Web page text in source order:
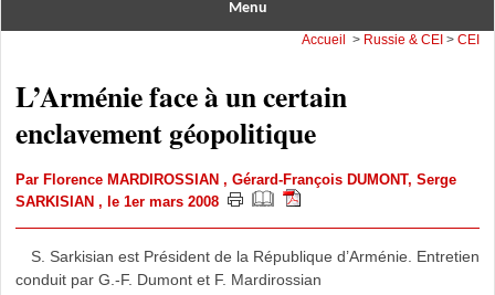
Menu
Accueil > Russie & CEI >CEI
L’Arménie face à un certain
enclavement géopolitique
Par Florence MARDIROSSIAN , Gérard-François DUMONT, Serge
SARKISIAN , le 1er mars 2008
S. Sarkisian est Président de la République d’Arménie. Entretien
conduit par G.-F. Dumont et F. Mardirossian